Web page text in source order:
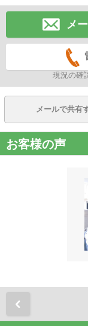
メ
現況の確
メールで共有
お客様の声